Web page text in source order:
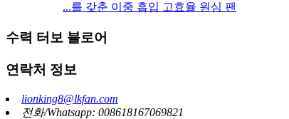
...를 갖춘 이중 흡입 고효율 원심 팬
수력 터보 블로어
연락처 정보
lionking8@lkfan.com
전화/Whatsapp: 008618167069821